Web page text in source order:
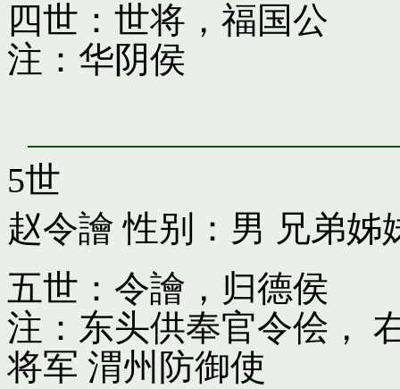
四世：世将，福国公
注：华阴侯
5世
赵令譮 性别：男 兄弟姊
五世：令譮，归德侯
注：东头供奉官令侩，
将军 渭州防御使